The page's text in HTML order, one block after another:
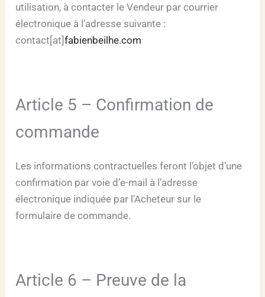
utilisation, à contacter le Vendeur par courrier
électronique à l’adresse suivante :
contact[at]fabienbeilhe.com
Article 5 – Confirmation de
commande
Les informations contractuelles feront l’objet d’une
confirmation par voie d’e-mail à l’adresse
électronique indiquée par l’Acheteur sur le
formulaire de commande.
Article 6 – Preuve de la